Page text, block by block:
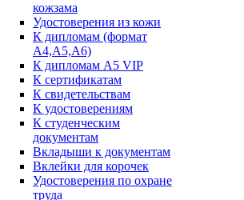
кожзама
Удостоверения из кожи
К дипломам (формат
А4,А5,А6)
К дипломам А5 VIP
К сертификатам
К свидетельствам
К удостоверениям
К студенческим
документам
Вкладыши к документам
Вклейки для корочек
Удостоверения по охране
труда